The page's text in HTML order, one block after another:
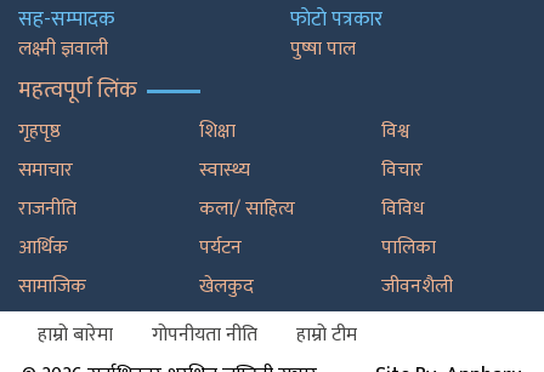
सह-सम्पादक
लक्ष्मी ज्ञवाली
फाेटाे पत्रकार
पुष्षा पाल
महत्वपूर्ण लिंक
गृहपृष्ठ
समाचार
राजनीति
आर्थिक
सामाजिक
शिक्षा
स्वास्थ्य
कला/ साहित्य
पर्यटन
खेलकुद
विश्व
विचार
विविध
पालिका
जीवनशैली
हाम्रो बारेमा
गोपनीयता नीति
हाम्रो टीम